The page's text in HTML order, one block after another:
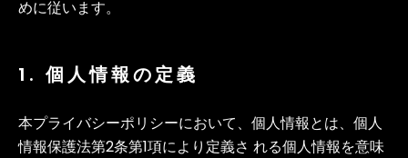
めに従います。
1. 個人情報の定義
本プライバシーポリシーにおいて、個人情報とは、個人
情報保護法第2条第1項により定義さ れる個人情報を意味